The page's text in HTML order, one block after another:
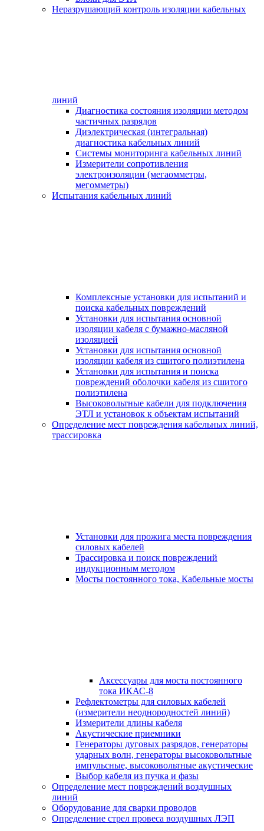
Неразрушающий контроль изоляции кабельных
линий
Диагностика состояния изоляции методом
частичных разрядов
Диэлектрическая (интегральная)
диагностика кабельных линий
Системы мониторинга кабельных линий
Измерители сопротивления
электроизоляции (мегаомметры,
мегомметры)
Испытания кабельных линий
Комплексные установки для испытаний и
поиска кабельных повреждений
Установки для испытания основной
изоляции кабеля с бумажно-масляной
изоляцией
Установки для испытания основной
изоляции кабеля из сшитого полиэтилена
Установки для испытания и поиска
повреждений оболочки кабеля из сшитого
полиэтилена
Высоковольтные кабели для подключения
ЭТЛ и установок к объектам испытаний
Определение мест повреждения кабельных линий,
трассировка
Установки для прожига места повреждения
силовых кабелей
Трассировка и поиск повреждений
индукционным методом
Мосты постоянного тока, Кабельные мосты
Аксессуары для моста постоянного
тока ИКАС-8
Рефлектометры для силовых кабелей
(измерители неоднородностей линий)
Измерители длины кабеля
Акустические приемники
Генераторы дуговых разрядов, генераторы
ударных волн, генераторы высоковольтные
импульсные, высоковольтные акустические
Выбор кабеля из пучка и фазы
Определение мест повреждений воздушных
линий
Оборудование для сварки проводов
Определение стрел провеса воздушных ЛЭП